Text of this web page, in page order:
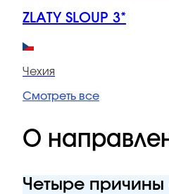
ZLATY SLOUP 3*
Чехия
Смотреть все
О
Четыре причины